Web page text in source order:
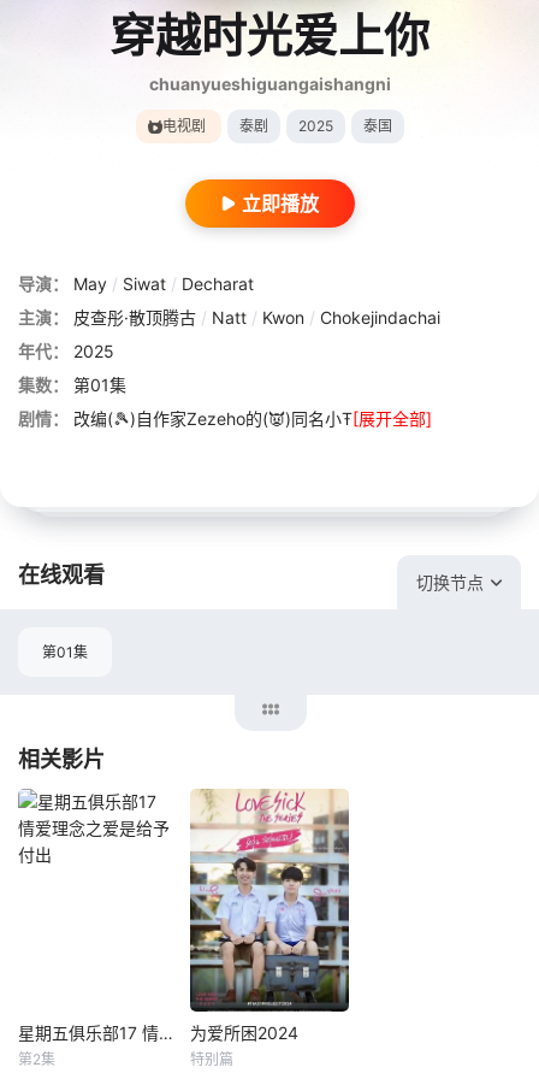
穿越时光爱上你
chuanyueshiguangaishangni
电视剧 泰剧 2025 泰国
立即播放
导演： May / Siwat / Decharat
主演：
皮查彤·散顶腾古 / Natt / Kwon / Chokejindachai
年代：
2025
集数：
第01集
剧情：
改编(🎾)自作家Zezeho的(👿)同名小Ŧ[展开全部]
在线观看 切换节点
第01集
相关影片
星期五俱乐部17 情爱理念之爱是给予付出 星期五俱乐部17 情爱理念之爱是给予付出
第2集
为爱所困2024
特别篇